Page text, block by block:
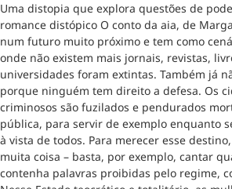
Uma distopia que explora questões de
romance distópico O conto da aia, de
num futuro muito próximo e tem como
onde não existem mais jornais, revistas,
universidades foram extintas. Também já
porque ninguém tem direito a defesa. Os
criminosos são fuzilados e pendurados
pública, para servir de exemplo enquanto
à vista de todos. Para merecer esse
muita coisa – basta, por exemplo, cantar
contenha palavras proibidas pelo regime,